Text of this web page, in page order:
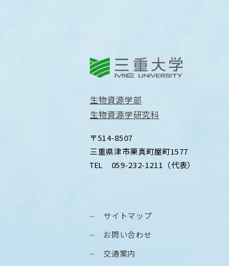
生物資源学部
生物資源学研究科
〒514-8507
三重県津市栗真町屋町1577
TEL 059-232-1211（代表）
サイトマップ
お問い合わせ
交通案内